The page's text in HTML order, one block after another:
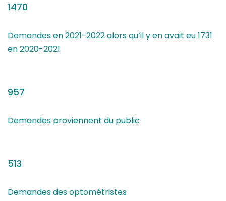
1470
Demandes en 2021-2022 alors qu’il y en avait eu 1731
en 2020-2021
957
Demandes proviennent du public
513
Demandes des optométristes